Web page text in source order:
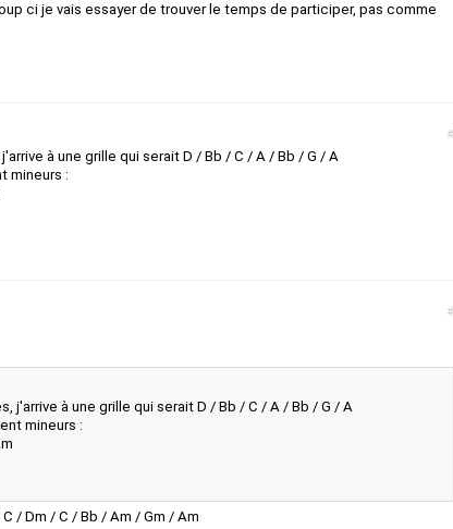
ci je vais essayer de trouver le temps de participer, pas comme
à une grille qui serait D / Bb / C / A / Bb / G / A
mineurs :
j'arrive à une grille qui serait D / Bb / C / A / Bb / G / A
mineurs :
/ Dm / C / Bb / Am / Gm / Am